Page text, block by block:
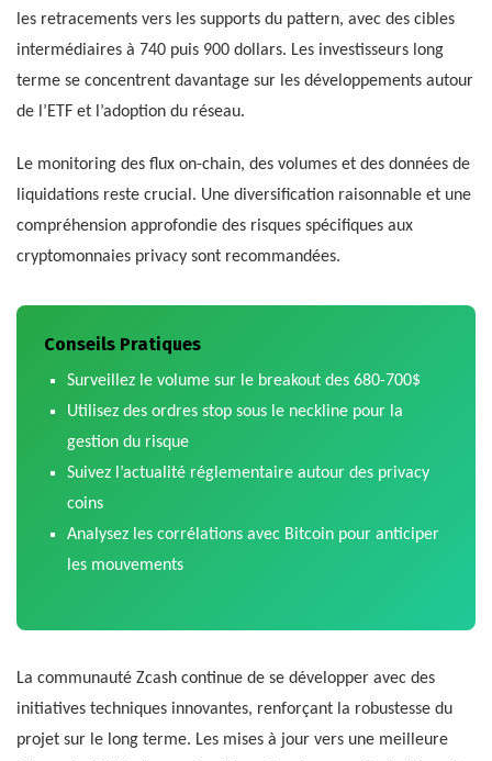
les retracements vers les supports du pattern, avec des cibles
intermédiaires à 740 puis 900 dollars. Les investisseurs long
terme se concentrent davantage sur les développements autour
de l’ETF et l’adoption du réseau.
Le monitoring des flux on-chain, des volumes et des données de
liquidations reste crucial. Une diversification raisonnable et une
compréhension approfondie des risques spécifiques aux
cryptomonnaies privacy sont recommandées.
Conseils Pratiques
Surveillez le volume sur le breakout des 680-700$
Utilisez des ordres stop sous le neckline pour la
gestion du risque
Suivez l’actualité réglementaire autour des privacy
coins
Analysez les corrélations avec Bitcoin pour anticiper
les mouvements
La communauté Zcash continue de se développer avec des
initiatives techniques innovantes, renforçant la robustesse du
projet sur le long terme. Les mises à jour vers une meilleure